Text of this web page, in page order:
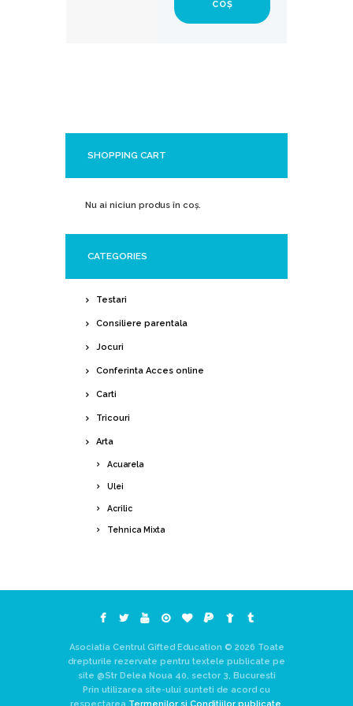
COȘ
SHOPPING CART
Nu ai niciun produs în coș.
CATEGORIES
Testari
Consiliere parentala
Jocuri
Conferinta Acces online
Carti
Tricouri
Arta
Acuarela
Ulei
Acrilic
Tehnica Mixta
Asociatia Centrul Gifted Education © 2026 Toate
drepturile rezervate pentru textele publicate pe
site @Str Delea Noua 40, sector 3, Bucuresti
Prin utilizarea site-ului sunteti de acord cu
respectarea Termenilor si Conditiilor publicate.